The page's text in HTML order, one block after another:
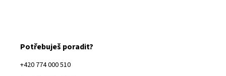
Potřebuješ poradit?
+420 774 000 510